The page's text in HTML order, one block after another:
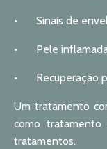
• Sinais de
• Pele
• Recuperação
Um tratamento
como tratamento
tratamentos.